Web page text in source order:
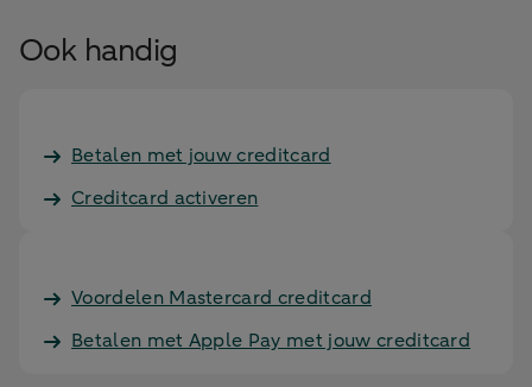
Ook handig
Betalen met jouw creditcard
Creditcard activeren
Voordelen Mastercard creditcard
Betalen met Apple Pay met jouw creditcard